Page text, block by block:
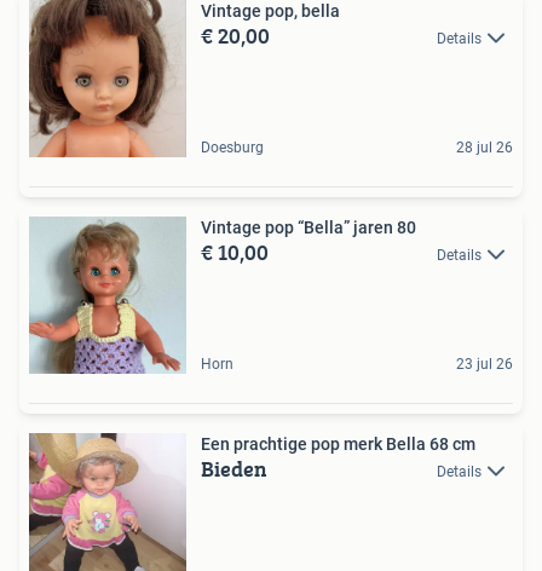
Vintage pop, bella
€ 20,00 Details
Doesburg 28 jul 26
Vintage pop “Bella” jaren 80
€ 10,00 Details
Horn 23 jul 26
Een prachtige pop merk Bella 68 cm
Bieden Details